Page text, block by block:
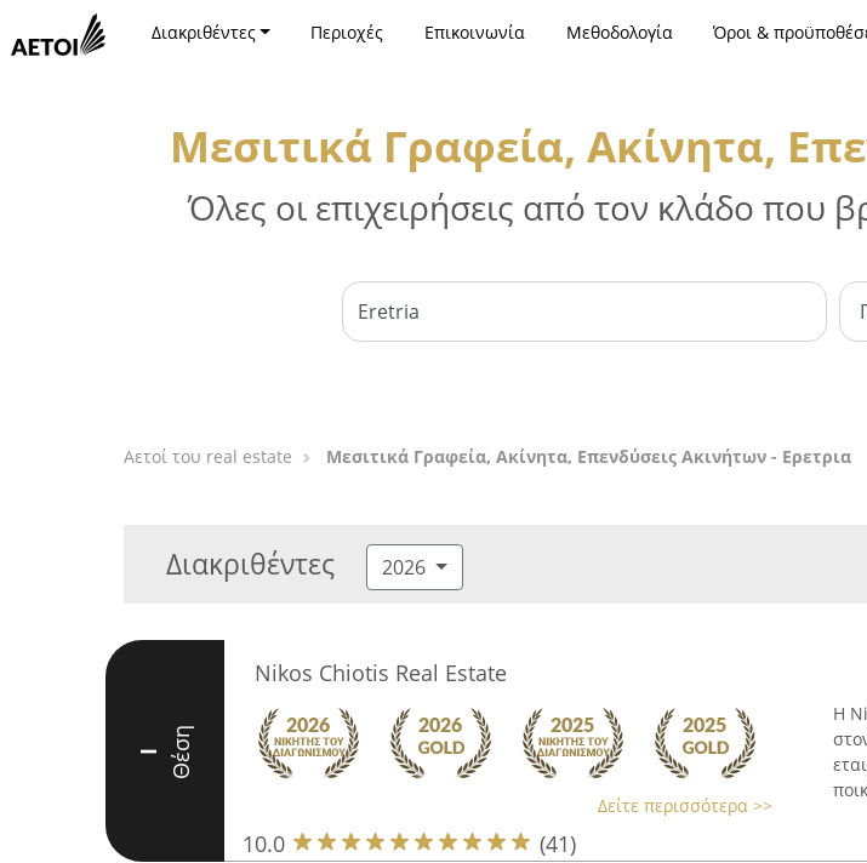
Διακριθέντες Περιοχές Επικοινωνία Μεθοδολογία Όροι &
Μεσιτικά Γραφεία, Ακίνητα,
Όλες οι επιχειρήσεις από τον κλάδο που
Αετοί του real estate Μεσιτικά Γραφεία, Ακίνητα, Επενδύσεις Ακινήτων - Ερετρια
Διακριθέντες 2026
I Θέση
Nikos Chiotis Real Estate
Δείτε περισσότερα >>
10.0 (41)
Η